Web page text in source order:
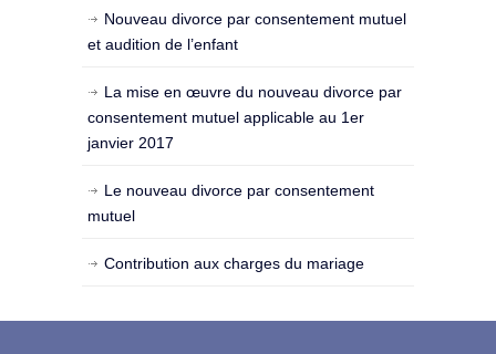
Nouveau divorce par consentement mutuel
et audition de l’enfant
La mise en œuvre du nouveau divorce par
consentement mutuel applicable au 1er
janvier 2017
Le nouveau divorce par consentement
mutuel
Contribution aux charges du mariage